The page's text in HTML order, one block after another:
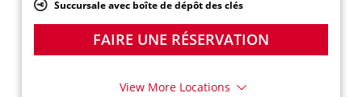
Succursale avec boîte de dépôt des clés
FAIRE UNE RÉSERVATION
View More Locations